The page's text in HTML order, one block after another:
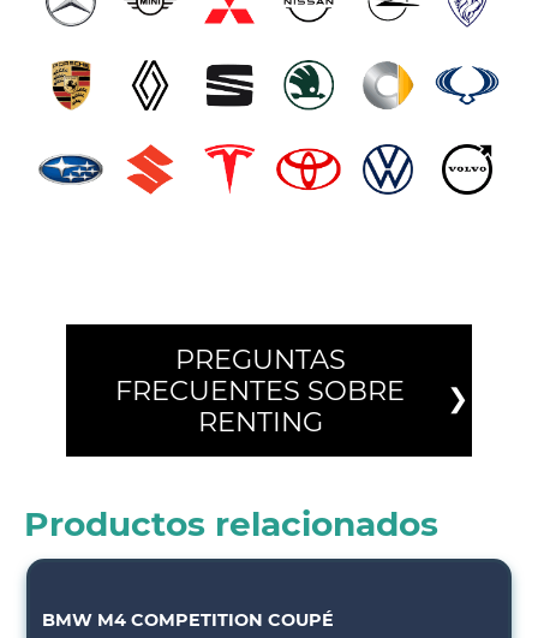
PREGUNTAS
FRECUENTES SOBRE
RENTING
Productos relacionados
BMW M4 COMPETITION COUPÉ